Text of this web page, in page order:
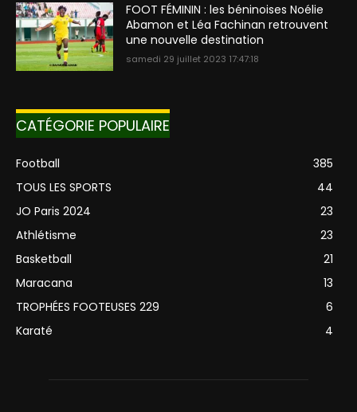
FOOT FÉMININ : les béninoises Noélie
Abamon et Léa Fachinan retrouvent
une nouvelle destination
samedi 29 juillet 2023 17:47:18
CATÉGORIE POPULAIRE
Football
385
TOUS LES SPORTS
44
JO Paris 2024
23
Athlétisme
23
Basketball
21
Maracana
13
TROPHÉES FOOTEUSES 229
6
Karaté
4